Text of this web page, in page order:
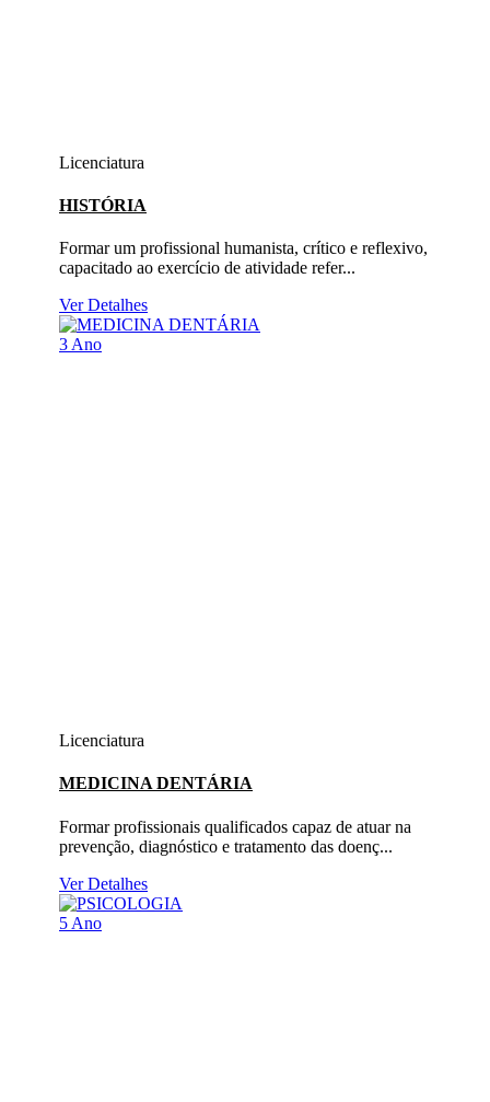
Licenciatura
HISTÓRIA
Formar um profissional humanista, crítico e reflexivo,
capacitado ao exercício de atividade refer...
Ver Detalhes
3 Ano
Licenciatura
MEDICINA DENTÁRIA
Formar profissionais qualificados capaz de atuar na
prevenção, diagnóstico e tratamento das doenç...
Ver Detalhes
5 Ano